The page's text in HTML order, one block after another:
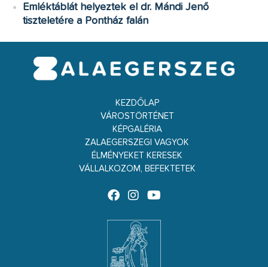
Emléktáblát helyeztek el dr. Mándi Jenő
tiszteletére a Pontház falán
KEZDŐLAP
VÁROSTÖRTÉNET
KÉPGALÉRIA
ZALAEGERSZEGI VAGYOK
ÉLMÉNYEKET KERESEK
VÁLLALKOZOM, BEFEKTETEK